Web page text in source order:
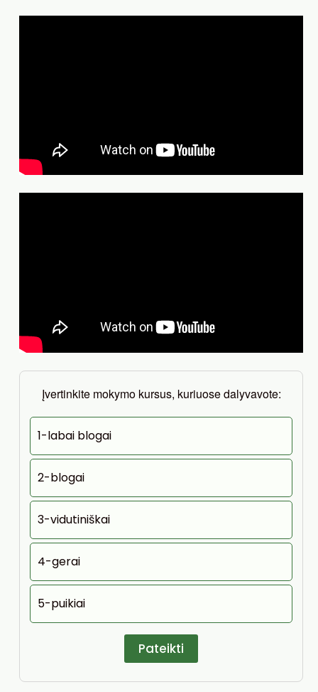
Įvertinkite mokymo kursus, kuriuose dalyvavote:
1-labai blogai
2-blogai
3-vidutiniškai
4-gerai
5-puikiai